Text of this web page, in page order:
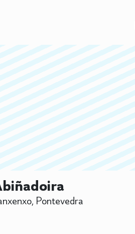
Pontevedra